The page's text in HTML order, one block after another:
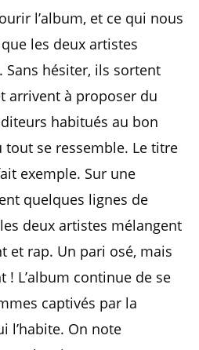
l’album, et ce qui nous
que les deux artistes
Sans hésiter, ils sortent
arrivent à proposer du
habitués au bon
se ressemble. Le titre
exemple. Sur une
quelques lignes de
deux artistes mélangent
et rap. Un pari osé, mais
! L’album continue de se
captivés par la
l’habite. On note